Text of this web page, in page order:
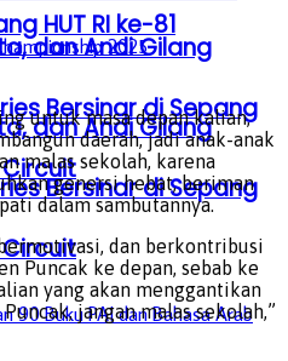
dan Andi Gilang
Bersinar di Sepang
dan Andi Gilang
Bersinar di Sepang
HUT RI ke-81
untuk masa depan kalian,
daerah, jadi anak-anak
malas sekolah, karena
genersi hebat, beriman
dalam sambutannya.
dan berkontribusi
Puncak ke depan, sebab ke
yang akan menggantikan
jangan malas sekolah,”